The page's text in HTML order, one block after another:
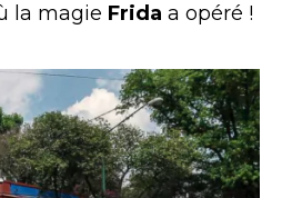
la magie Frida a opéré !